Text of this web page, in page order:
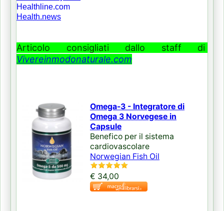
Healthline.com
Health.news
Articolo consigliati dallo staff di
Vivereinmodonaturale.com
Omega-3 - Integratore di
Omega 3 Norvegese in
Capsule
Benefico per il sistema
cardiovascolare
Norwegian Fish Oil
€ 34,00